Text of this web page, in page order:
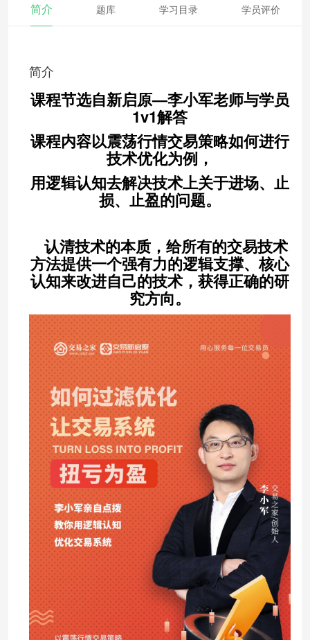
简介 题库 学习目录 学员评价
简介
课程节选自新启原—李小军老师与学员
1v1解答
课程内容以震荡行情交易策略如何进行
技术优化为例，
用逻辑认知去解决技术上关于进场、止
损、止盈的问题。
认清技术的本质，给所有的交易技术
方法提供一个强有力的逻辑支撑、核心
认知来改进自己的技术，获得正确的研
究方向。